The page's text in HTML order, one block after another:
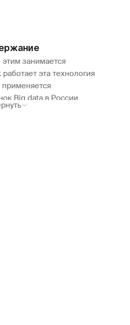
этим занимается
работает эта технология
применяется
Big data в России
развития